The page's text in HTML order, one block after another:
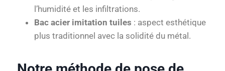
l’humidité et les infiltrations.
Bac acier imitation tuiles : aspect esthétique
plus traditionnel avec la solidité du métal.